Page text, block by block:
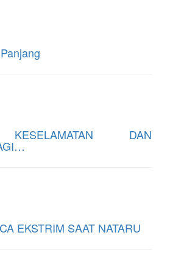
KESELAMATAN DAN
EKSTRIM SAAT NATARU